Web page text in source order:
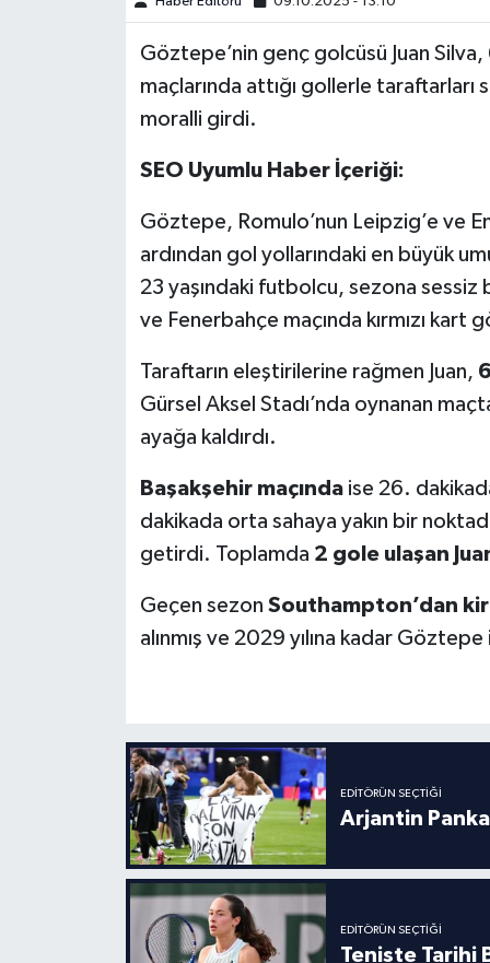
Göztepe’nin genç golcüsü Juan
maçlarında attığı gollerle
moralli girdi.
SEO Uyumlu Haber İçeriği:
Göztepe, Romulo’nun Leipzig’e ve
ardından gol yollarındaki en büyük
23 yaşındaki futbolcu, sezona sessiz
ve Fenerbahçe maçında kırmızı kart
Taraftarın eleştirilerine rağmen Juan,
Gürsel Aksel Stadı’nda oynanan
ayağa kaldırdı.
Başakşehir maçındaise 26.
dakikada orta sahaya yakın bir
getirdi. Toplamda 2 gole ulaşan
Geçen sezon Southampton’dan
alınmış ve 2029 yılına kadar
EDITÖRÜN SEÇTIĞI
Arjantin
EDITÖRÜN SEÇTIĞI
Teniste Tarihi
Türkiye Basketbol Ligi
Kadınlar Basketbol Ligi
Diğer Basketbol Ligleri
Formula 1
Diğer Spor Dalları
Futbolcular